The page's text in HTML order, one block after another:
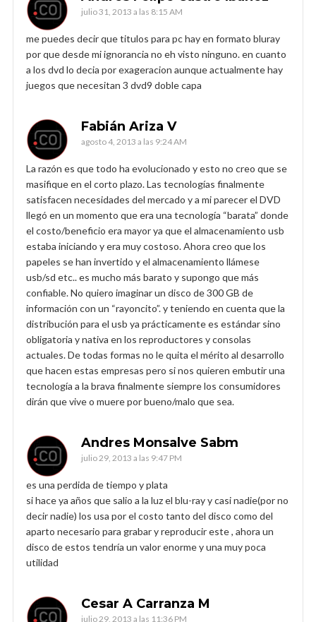
julio 31, 2013 a las 8:15 AM
me puedes decir que titulos para pc hay en formato bluray
por que desde mi ignorancia no eh visto ninguno. en cuanto
a los dvd lo decia por exageracion aunque actualmente hay
juegos que necesitan 3 dvd9 doble capa
Fabián Ariza V
agosto 4, 2013 a las 9:24 AM
La razón es que todo ha evolucionado y esto no creo que se
masifique en el corto plazo. Las tecnologías finalmente
satisfacen necesidades del mercado y a mi parecer el DVD
llegó en un momento que era una tecnología “barata” donde
el costo/beneficio era mayor ya que el almacenamiento usb
estaba iniciando y era muy costoso. Ahora creo que los
papeles se han invertido y el almacenamiento llámese
usb/sd etc.. es mucho más barato y supongo que más
confiable. No quiero imaginar un disco de 300 GB de
información con un “rayoncito”. y teniendo en cuenta que la
distribución para el usb ya prácticamente es estándar sino
obligatoria y nativa en los reproductores y consolas
actuales. De todas formas no le quita el mérito al desarrollo
que hacen estas empresas pero si nos quieren embutir una
tecnología a la brava finalmente siempre los consumidores
dirán que vive o muere por bueno/malo que sea.
Andres Monsalve Sabm
julio 29, 2013 a las 9:47 PM
es una perdida de tiempo y plata
si hace ya años que salio a la luz el blu-ray y casi nadie(por no
decir nadie) los usa por el costo tanto del disco como del
aparto necesario para grabar y reproducir este , ahora un
disco de estos tendría un valor enorme y una muy poca
utilidad
Cesar A Carranza M
julio 29, 2013 a las 11:36 PM